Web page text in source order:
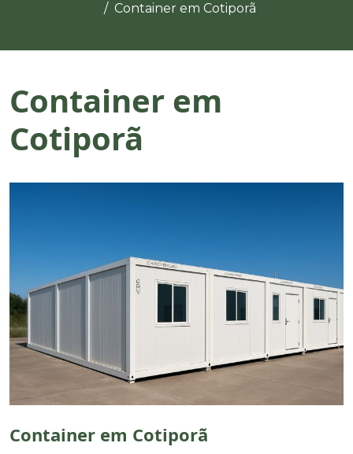
Container em Cotiporã
Container em
Cotiporã
Container em Cotiporã